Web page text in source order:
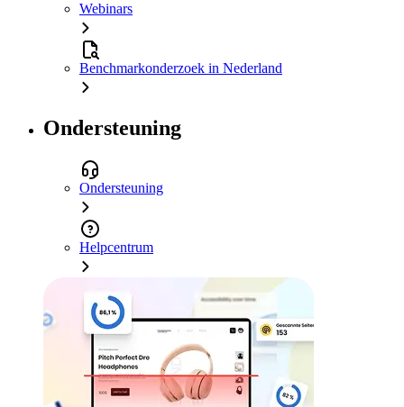
Webinars
Benchmarkonderzoek in Nederland
Ondersteuning
Ondersteuning
Helpcentrum